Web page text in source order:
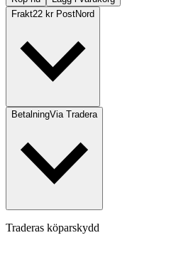
Frakt22 kr PostNord
BetalningVia Tradera
Traderas köparskydd